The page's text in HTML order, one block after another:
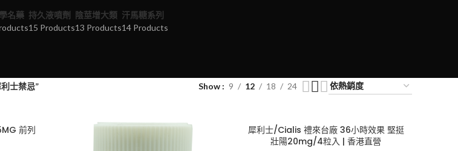
名藥 持久液噴劑
15 Products
陰莖增大類
13 Products
汗馬糖系列
14 Products
士禁忌” Show 9 12 18 24
前列
犀利士/Cialis 禮來台廠 36小時效果 堅挺
壯陽20mg/4粒入 | 香港直營